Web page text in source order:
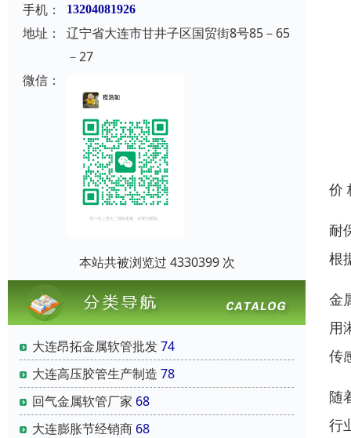
手机：
13204081926
地址：
辽宁省大连市甘井子区国贸街8号85－65
－27
微信：
本站共被浏览过 4330399 次
大连昂拓金属软管批发74
大连高压胶管生产制造 78
回气金属软管厂家 68
大连膨胀节经销商 68
价
耐
根
金
用
传
随
行